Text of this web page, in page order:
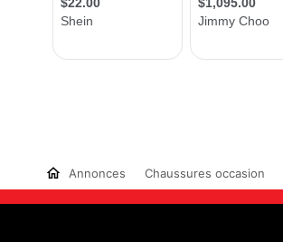
Annonces Chaussures occasion